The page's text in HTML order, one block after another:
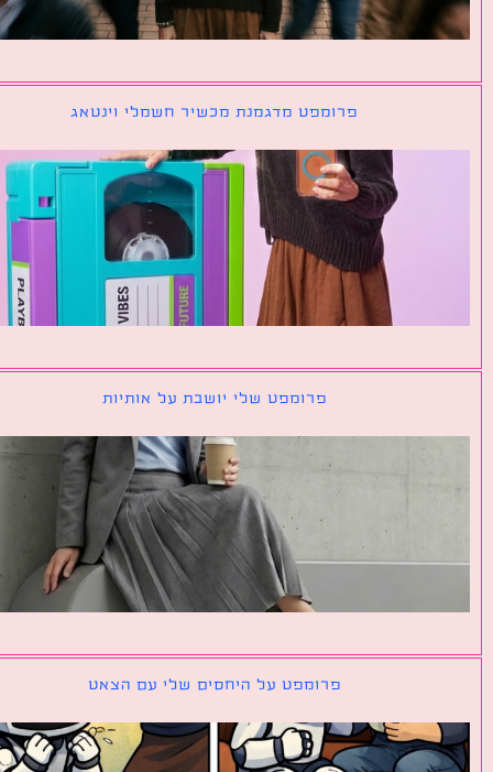
פרומפט מדגמנת מכשיר חשמלי וינטאג
פרומפט שלי יושבת על אותיות
פרומפט על היחסים שלי עם הצאט